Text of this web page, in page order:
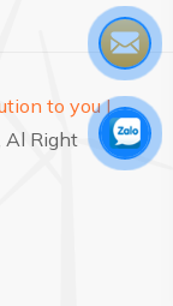
to you |
, Al Right